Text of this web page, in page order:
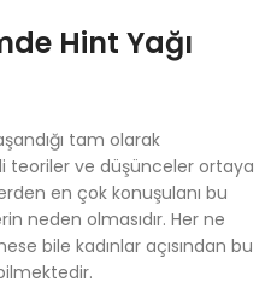
Hint Yağı
tam olarak
teoriler ve düşünceler ortaya
en çok konuşulanı bu
neden olmasıdır. Her ne
bile kadınlar açısından bu